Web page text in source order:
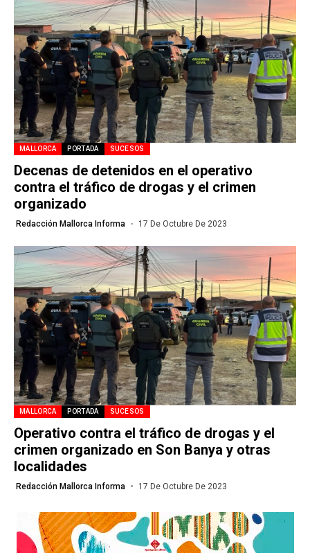
MALLORCA PORTADA SUCESOS
Decenas de detenidos en el operativo
contra el tráfico de drogas y el crimen
organizado
Redacción Mallorca Informa 17 De Octubre De 2023
MALLORCA PORTADA SUCESOS
Operativo contra el tráfico de drogas y el
crimen organizado en Son Banya y otras
localidades
Redacción Mallorca Informa 17 De Octubre De 2023